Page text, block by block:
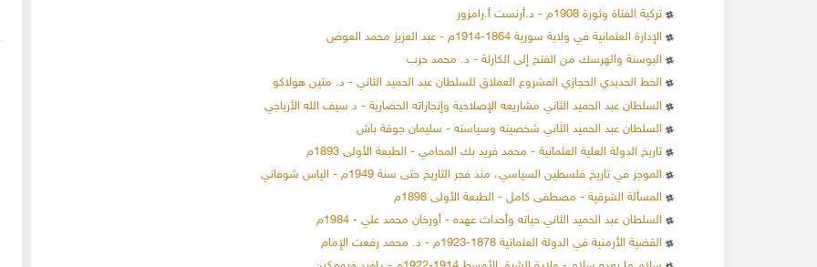
تركية الفتاة وثورة 1908م - د.أرنست أ.رامزور
الإدارة العثمانية في ولاية سورية 1864-1914م - عبد العزيز محمد العوض
البوسنة والهرسك من الفتح إلى الكارثة - د. محمد حرب
الخط الحديدي الحجازي المشروع العملاق للسلطان عبد الحميد الثاني - د. متين هولاكو
السلطان عبد الحميد الثاني مشاريعه الإصلاحية وإنجازاته الحضارية - د سيف الله الأرباجي
السلطان عبد الحميد الثاني شخصيته وسياسته - سليمان جوقة باش
تاريخ الدولة العلية العثمانية - محمد فريد بك المحامي - الطبعة الأولى 1893م
الموجز في تاريخ فلسطين السياسي، منذ فجر التاريخ حتى سنة 1949م - الياس شوفاني
المسألة الشرقية - مصطفى كامل - الطبعة الأولى 1898م
السلطان عبد الحميد الثاني حياته وأحداث عهده - أورخان محمد علي - 1984م
القضية الأرمنية في الدولة العثمانية 1878-1923م - د. محمد رفعت الإمام